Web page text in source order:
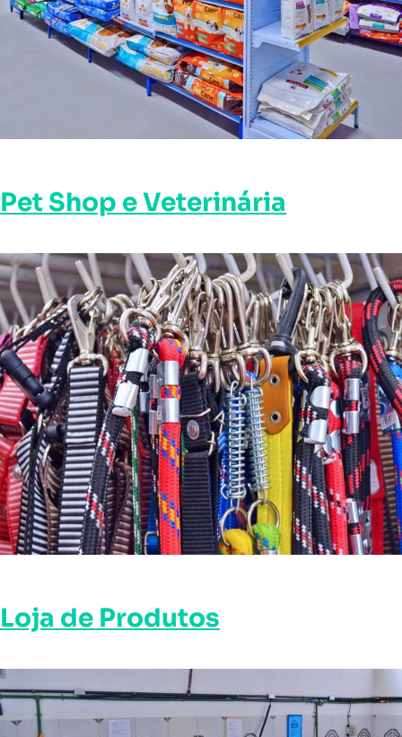
Pet Shop e Veterinária
Loja de Produtos